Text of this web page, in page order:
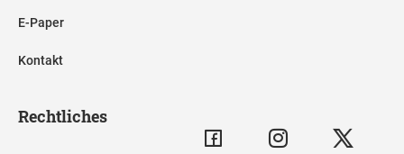
E-Paper
Kontakt
Rechtliches